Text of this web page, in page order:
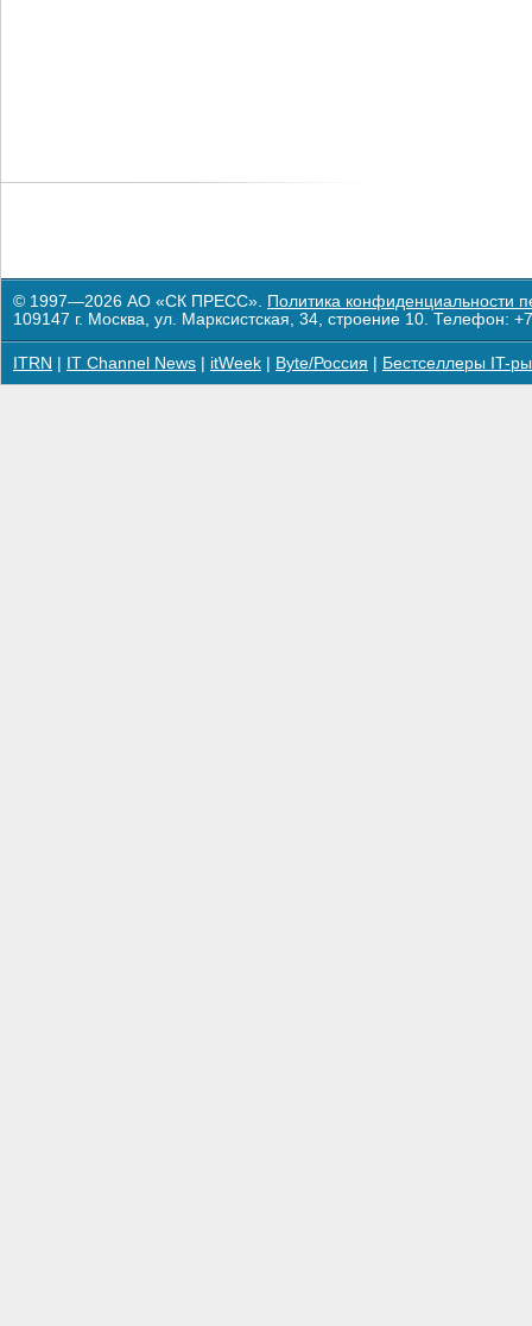
© 1997—2026 АО «СК ПРЕСС». Политика конфиденциальности
109147 г. Москва, ул. Марксистская, 34, строение 10. Телефон:
ITRN IT Channel News itWeek Byte/Россия Бестселлеры IT-